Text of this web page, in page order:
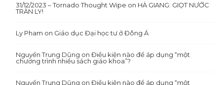
31/12/2023 – Tornado Thought Wipe on HÀ GIANG: GIỌT NƯỚC
TRÀN LY!
Ly Pham on Giáo dục Đại học tư ở Đông Á
Nguyến Trung Dũng onĐiều kiện nào để áp dụng “một
chương trình nhiều sách giáo khoa”?
Nguyến Trung Dũng onĐiều kiện nào để áp dụng “một